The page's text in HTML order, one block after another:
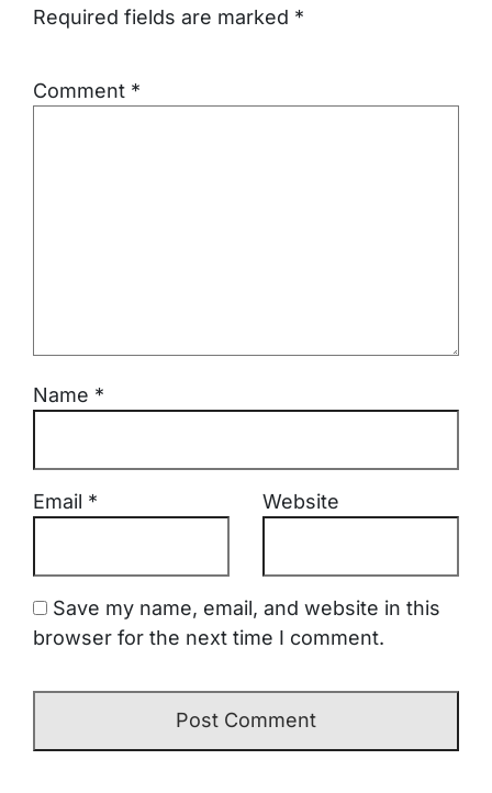
Required fields are marked *
Comment *
Name *
Email * Website
Save my name, email, and website in this
browser for the next time I comment.